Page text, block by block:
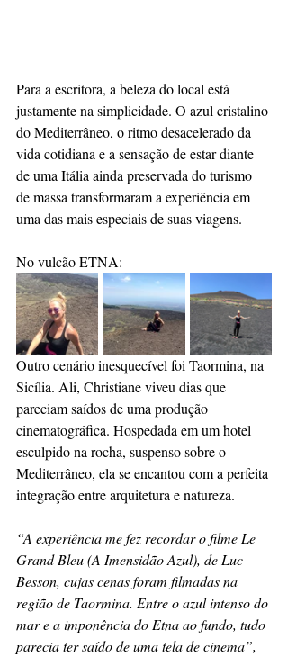
Para a escritora, a beleza do local está
justamente na simplicidade. O azul cristalino
do Mediterrâneo, o ritmo desacelerado da
vida cotidiana e a sensação de estar diante
de uma Itália ainda preservada do turismo
de massa transformaram a experiência em
uma das mais especiais de suas viagens.
No vulcão ETNA:
Outro cenário inesquecível foi Taormina, na
Sicília. Ali, Christiane viveu dias que
pareciam saídos de uma produção
cinematográfica. Hospedada em um hotel
esculpido na rocha, suspenso sobre o
Mediterrâneo, ela se encantou com a perfeita
integração entre arquitetura e natureza.
“A experiência me fez recordar o filme Le
Grand Bleu (A Imensidão Azul), de Luc
Besson, cujas cenas foram filmadas na
região de Taormina. Entre o azul intenso do
mar e a imponência do Etna ao fundo, tudo
parecia ter saído de uma tela de cinema”,